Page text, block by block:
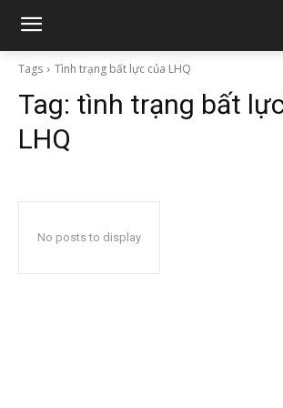
Tags Tình trạng bất lực của LHQ
Tag: tình trạng bất
LHQ
No posts to display